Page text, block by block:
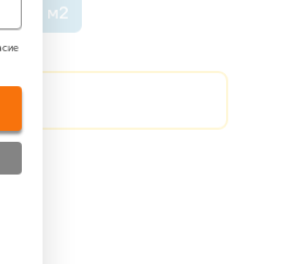
До 60 м2